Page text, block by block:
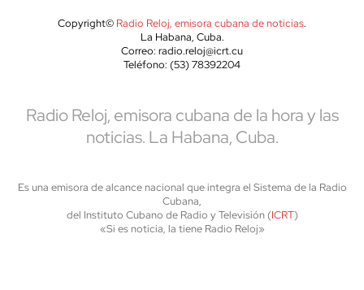
Copyright© Radio Reloj, emisora cubana de noticias.
La Habana, Cuba.
Correo: radio.reloj@icrt.cu
Teléfono: (53) 78392204
Radio Reloj, emisora cubana de la hora y las
noticias. La Habana, Cuba.
Es una emisora de alcance nacional que integra el Sistema de la Radio
Cubana,
del Instituto Cubano de Radio y Televisión (ICRT)
«Si es noticia, la tiene Radio Reloj»